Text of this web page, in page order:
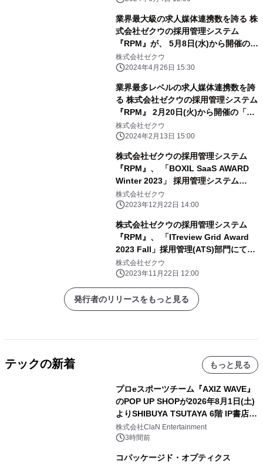
業界最大級の求人媒体連携数を誇る 株
式会社ゼクウの採用管理システム
『RPM』が、 5月8日(水)から開催の第
14回 HR EXPO［春］に出展！
株式会社ゼクウ
2024年4月26日 15:30
業界最多レベルの求人媒体連携数を誇
る 株式会社ゼクウの採用管理システム
『RPM』 2月20日(火)から開催の「DX
総合EXPO」に初出展！
株式会社ゼクウ
2024年2月13日 15:00
株式会社ゼクウの採用管理システム
『RPM』、 「BOXIL SaaS AWARD
Winter 2023」 採用管理システム
(ATS)部門で 「Good Service」「カ
スタマイズ性No.1」に選出
株式会社ゼクウ
2023年12月22日 14:00
株式会社ゼクウの採用管理システム
『RPM』、 「ITreview Grid Award
2023 Fall」採用管理(ATS)部門にて
11期連続で「Leader」、5期連続で
「High Performer」を受賞
株式会社ゼクウ
2023年11月22日 12:00
発行者のリリースをもっと見る
テックの新着 もっと見る
プロeスポーツチーム『AXIZ WAVE』
のPOP UP SHOPが2026年8月1日(土)
よりSHIBUYA TSUTAYA 6階 IP書店で
開催決定！！
株式会社ClaN Entertainment
3時間前
コパッケージド・オプティクス